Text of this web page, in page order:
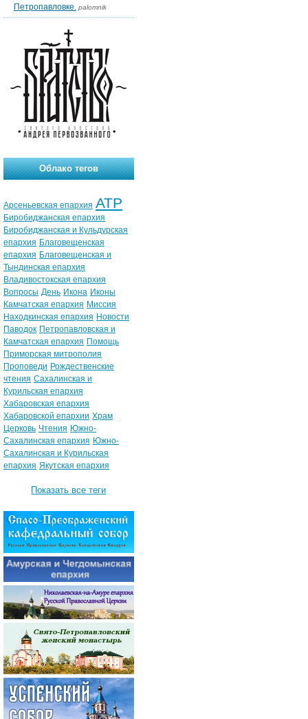
Петропавловке. palomnik
Облако тегов
Арсеньевская епархия АТР
Биробиджанская епархия
Биробиджанская и Кульдурская
епархия Благовещенская
епархия Благовещенская и
Тындинская епархия
Владивостокская епархия
Вопросы День Икона Иконы
Камчатская епархия Миссия
Находкинская епархия Новости
Паводок Петропавловская и
Камчатская епархия Помощь
Приморская митрополия
Проповеди Рождественские
чтения Сахалинская и
Курильская епархия
Хабаровская епархия
Хабаровской епархии Храм
Церковь Чтения Южно-
Сахалинская епархия Южно-
Сахалинская и Курильская
епархия Якутская епархия
Показать все теги